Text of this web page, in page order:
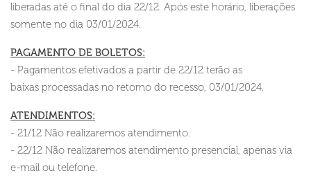
liberadas até o final do dia 22/12. Após este horário, liberações
somente no dia 03/01/2024.
PAGAMENTO DE BOLETOS:
- Pagamentos efetivados a partir de 22/12 terão as
baixas processadas no retorno do recesso, 03/01/2024.
ATENDIMENTOS:
- 21/12 Não realizaremos atendimento.
- 22/12 Não realizaremos atendimento presencial, apenas via
e-mail ou telefone.